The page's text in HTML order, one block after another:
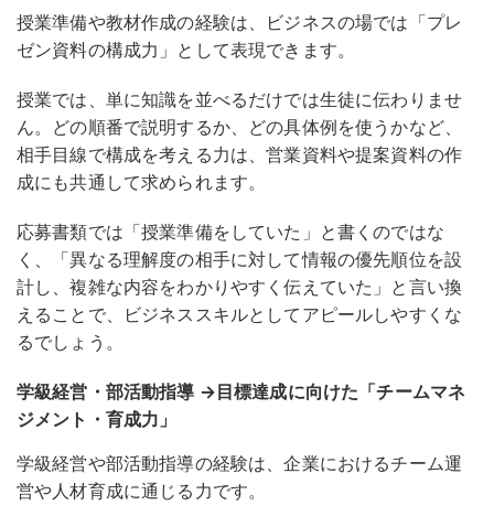
授業準備や教材作成の経験は、ビジネスの場では「プレ
ゼン資料の構成力」として表現できます。
授業では、単に知識を並べるだけでは生徒に伝わりませ
ん。 どの順番で説明するか、どの具体例を使うかなど、
相手目線で構成を考える力は、営業資料や提案資料の作
成にも共通して求められます。
応募書類では「授業準備をしていた」と書くのではな
く、「異なる理解度の相手に対して情報の優先順位を設
計し、複雑な内容をわかりやすく伝えていた」と言い換
えることで、ビジネススキルとしてアピールしやすくな
るでしょう。
学級経営・部活動指導 →目標達成に向けた「チームマネ
ジメント・育成力」
学級経営や部活動指導の経験は、企業におけるチーム運
営や人材育成に通じる力です。